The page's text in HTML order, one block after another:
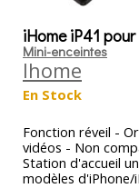
iHome iP41
Mini-enceintes
Ihome
En Stock
Fonction réveil -
vidéos - Non
Station d'accueil
modèles d'iPhone/